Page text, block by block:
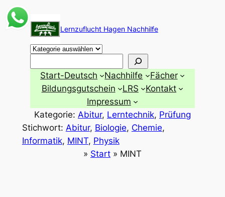
Zum
Inhalt
springen
Lernzuflucht Hagen Nachhilfe
Start-Deutsch Nachhilfe
Fächer
Bildungsgutschein
LRS
Kontakt
Impressum
Kategorie: Abitur, Lerntechnik, Prüfung
Stichwort: Abitur, Biologie, Chemie
Informatik, MINT, Physik
» Start » MINT